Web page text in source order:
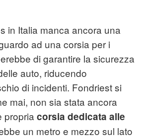
in Italia manca ancora una
ad una corsia per i
di garantire la sicurezza
auto, riducendo
di incidenti. Fondriest si
mai, non sia stata ancora
propria corsia dedicata alle
un metro e mezzo sul lato